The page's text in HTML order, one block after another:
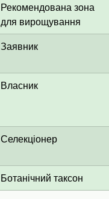
Рекомендована зона
для вирощування
Заявник
Власник
Селекціонер
Ботанічний таксон